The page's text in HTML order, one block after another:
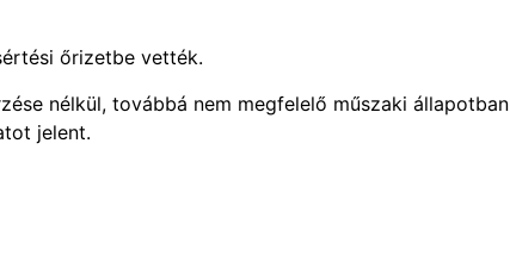
őrizetbe vették.
nélkül, továbbá nem megfelelő műszaki állapotban
jelent.